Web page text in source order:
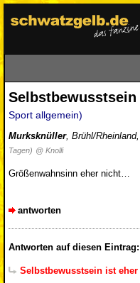
Sport allgemein)
Murksknüller, Brühl/Rheinland,
Tagen) @ Knolli
Größenwahnsinn eher nicht…
antworten
Antworten auf diesen Eintrag:
Selbstbewusstsein ist eher